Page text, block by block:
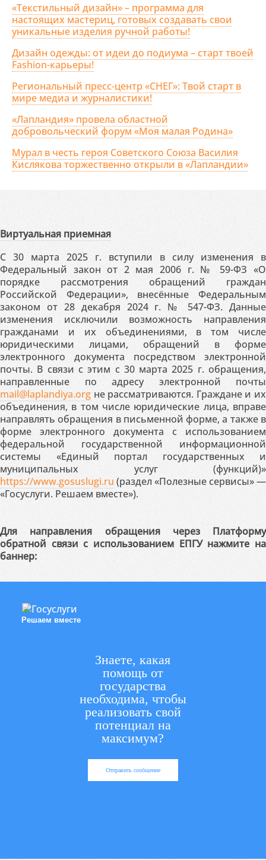
«Текстильный дизайн» – программа для
настоящих мастериц, готовых создавать свои
уникальные изделия ручной работы!
Дизайн одежды: от идеи до подиума – старт твоей
Fashion-карьеры!
Региональный пресс-центр «СНЕГ»: Твой старт в
мире медиа и журналистики!
«Лапландия» провела областной
добровольческий форум «Моя малая Родина»
Мурал в честь героя Советского Союза Василия
Кислякова торжественно открыли в «Лапландии»
Виртуальная приемная
С 30 марта 2025 г. вступили в силу изменения в
Федеральный закон от 2 мая 2006 г. № 59-ФЗ «О
порядке рассмотрения обращений граждан
Российской Федерации», внесённые Федеральным
законом от 28 декабря 2024 г. № 547-ФЗ. Данные
изменения исключили возможность направления
гражданами и их объединениями, в том числе
юридическими лицами, обращений в форме
электронного документа посредством электронной
почты. В связи с этим с 30 марта 2025 г. обращения,
направленные по адресу электронной почты
mail@laplandiya.org не рассматриваются. Граждане и их
объединения, в том числе юридические лица, вправе
направлять обращения в письменной форме, а также в
форме электронного документа с использованием
федеральной государственной информационной
системы «Единый портал государственных и
муниципальных услуг (функций)»
https://www.gosuslugi.ru (раздел «Полезные сервисы» —
«Госуслуги. Решаем вместе»).
Для направления обращения через Платформу
обратной связи с использованием ЕПГУ нажмите на
баннер:
Решаем вместе
Знаете, какая
помощь от
государства
необходима, чтобы
реализовать свой
потенциал на
максимум?
Отправить сообщение